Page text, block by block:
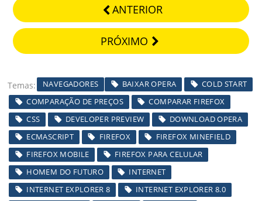
ANTERIOR
PRÓXIMO
Temas NAVEGADORES BAIXAR OPERA
COLD START
COMPARAÇÃO DE PREÇOS
COMPARAR FIREFOX
CSS
DEVELOPER PREVIEW
DOWNLOAD OPERA
ECMASCRIPT
FIREFOX
FIREFOX MINEFIELD
FIREFOX MOBILE
FIREFOX PARA CELULAR
HOMEM DO FUTURO
INTERNET
INTERNET EXPLORER 8
INTERNET EXPLORER 8.0